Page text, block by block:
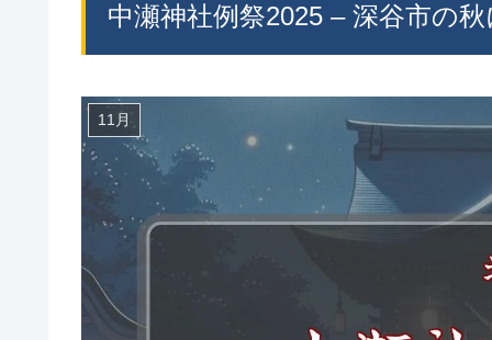
中瀬神社例祭2025 – 深谷市の
11月